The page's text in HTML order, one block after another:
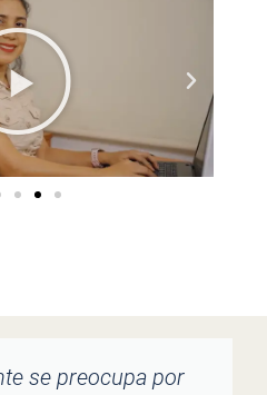
se preocupa por